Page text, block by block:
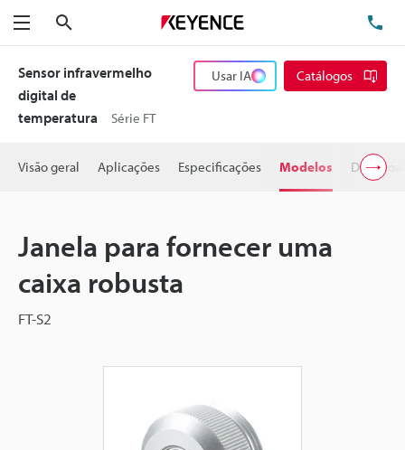
Menu
Sensor infravermelho
digital de
temperatura
Série FT
Usar IA Catálogos
Visão geral Aplicações Especificações Modelos
Janela para fornecer uma
caixa robusta
FT-S2